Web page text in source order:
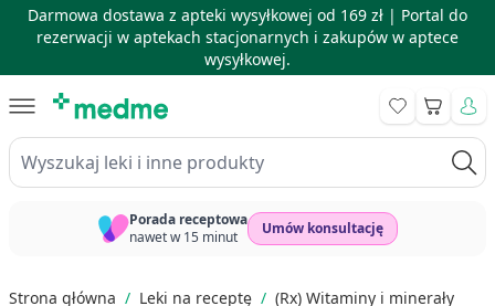
Darmowa dostawa z apteki wysyłkowej od 169 zł | Portal do
rezerwacji w aptekach stacjonarnych i zakupów w aptece
wysyłkowej.
Wyszukaj leki i inne produkty
Koszyk
Porada receptowa
nawet w 15 minut
Umów konsultację
Strona główna / Leki na receptę / (Rx) Witaminy i minerały